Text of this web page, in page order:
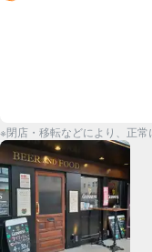
※閉店・移転などにより、正